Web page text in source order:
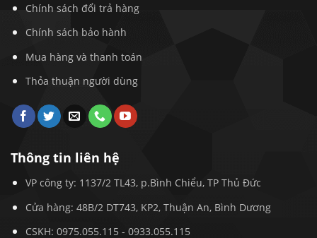
Chính sách đổi trả hàng
Chính sách bảo hành
Mua hàng và thanh toán
Thỏa thuận người dùng
Thông tin liên hệ
VP công ty: 1137/2 TL43, p.Bình Chiểu, TP Thủ Đức
Cửa hàng: 48B/2 DT743, KP2, Thuận An, Bình Dương
CSKH: 0975.055.115- 0933.055.115